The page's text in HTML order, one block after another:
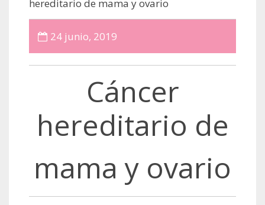
hereditario de mama y ovario
24 junio, 2019
Cáncer
hereditario de
mama y ovario